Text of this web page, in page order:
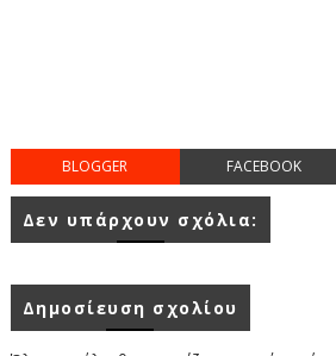
BLOGGER FACEBOOK
Δεν υπάρχουν σχόλια:
Δημοσίευση σχολίου